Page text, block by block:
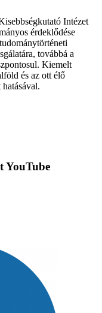
Intézet
érdeklődése
továbbá a
Kiemelt
és az ott élő
YouTube